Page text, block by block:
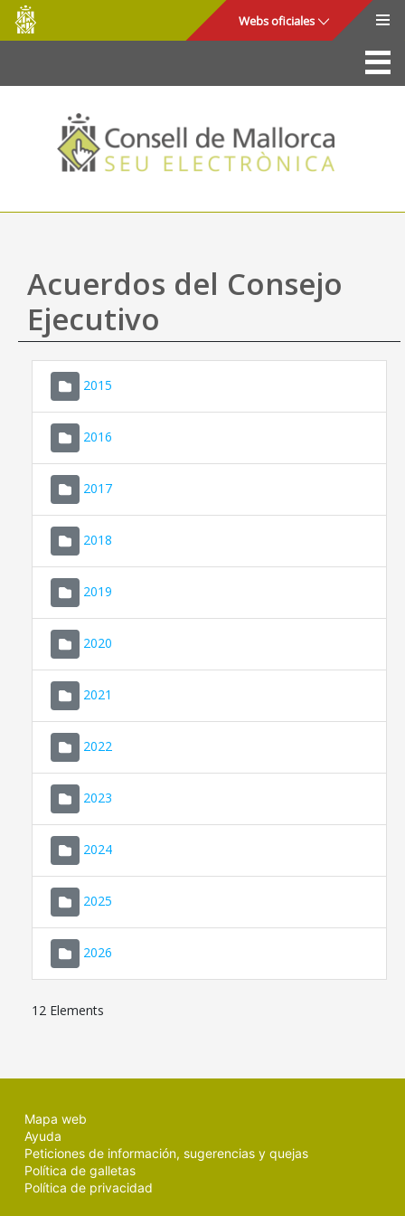
Saltar al contenido principal
Consell
de
Mallorca
Webs oficiales
La Sede
Consejo de Mallorca
Acceso y seguridad
Utilidades
Mapa web
Ayuda
Acuerdos del Consejo
Ejecutivo
2015
2016
2017
2018
2019
2020
2021
2022
2023
2024
2025
2026
12 Elements
Mapa web
Ayuda
Peticiones de información, sugerencias y quejas
Política de galletas
Política de privacidad